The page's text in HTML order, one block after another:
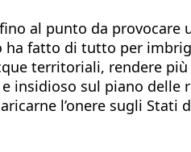
al punto da provocare
ha fatto di tutto per
territoriali, rendere
insidioso sul piano delle
l’onere sugli Stati